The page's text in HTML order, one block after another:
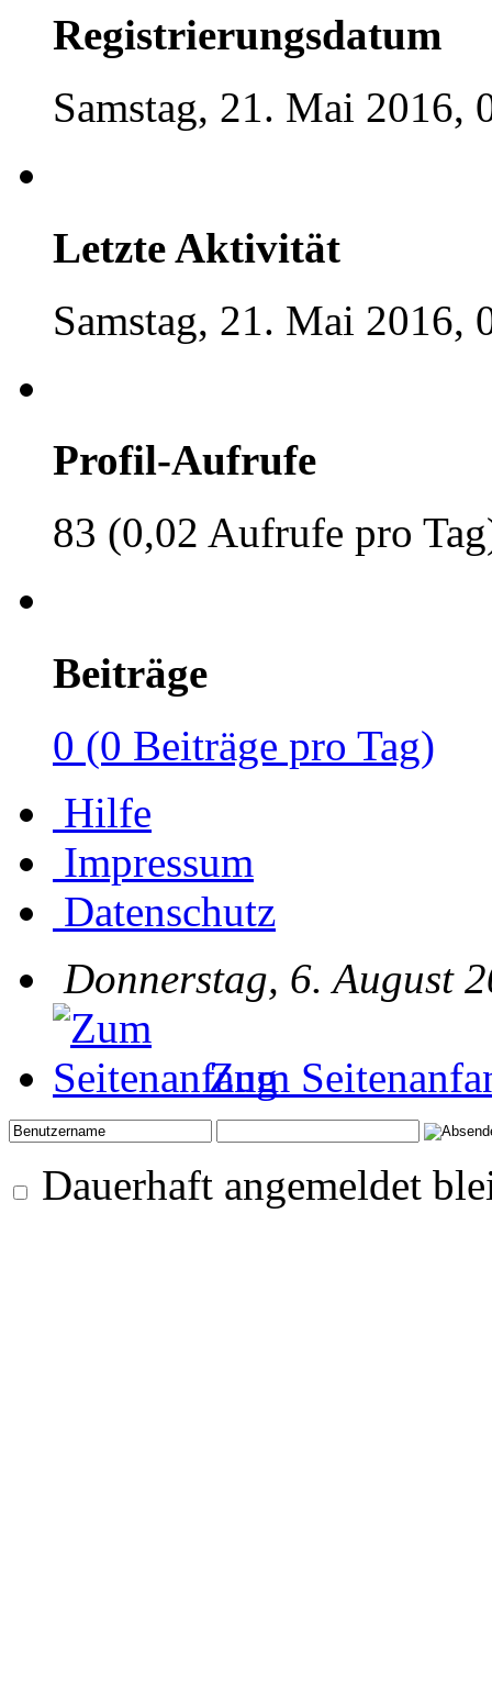
Registrierungsdatum
Samstag, 21. Mai 2016,
Letzte Aktivität
Samstag, 21. Mai 2016,
Profil-Aufrufe
83 (0,02 Aufrufe pro
Beiträge
0 (0 Beiträge pro Tag)
Hilfe
Impressum
Datenschutz
Donnerstag, 6. August
Zum
Dauerhaft angemeldet